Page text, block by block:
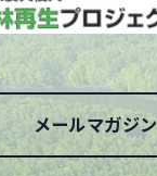
メールマガジン